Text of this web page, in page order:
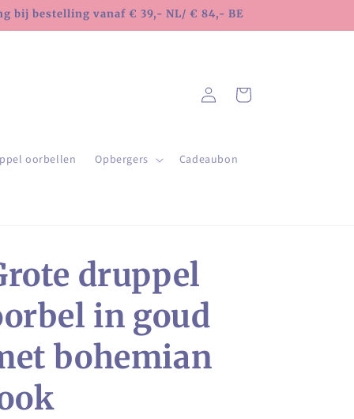
bij bestelling vanaf € 39,- NL/ € 84,- BE
oorbellen Opbergers Cadeaubon
InloggenWinkelwagen
druppel
in goud
bohemian